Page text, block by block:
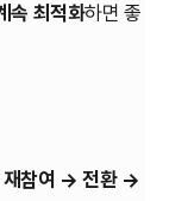
속 최적화하면 좋
참여 → 전환 →